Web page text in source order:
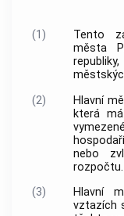
(1) Tento
města
(2)
Hlavní
která
nebo
rozpočtu.
(3)
Hlavní
vztazích